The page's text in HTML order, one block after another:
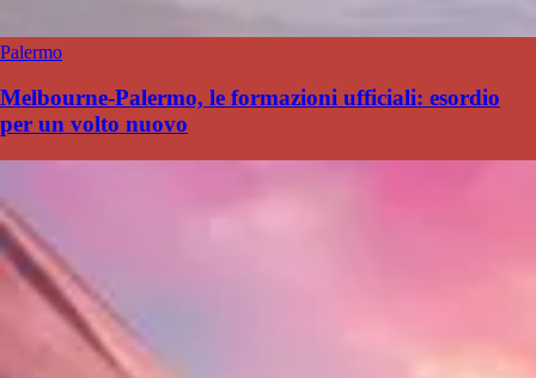
Palermo
Melbourne-Palermo, le formazioni ufficiali: esordio
per un volto nuovo